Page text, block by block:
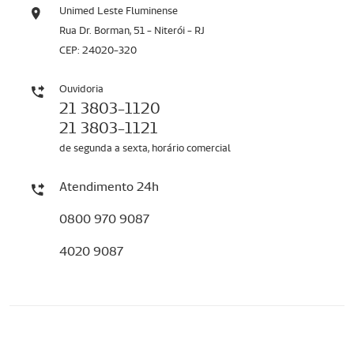
Unimed Leste Fluminense
Rua Dr. Borman, 51 - Niterói - RJ
CEP: 24020-320
Ouvidoria
21 3803-1120
21 3803-1121
de segunda a sexta, horário comercial
Atendimento 24h
0800 970 9087
4020 9087